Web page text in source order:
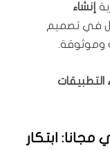
إنشاء
في تصميم
وموثوقة.
التطبيقات
مجانا: ابتكار